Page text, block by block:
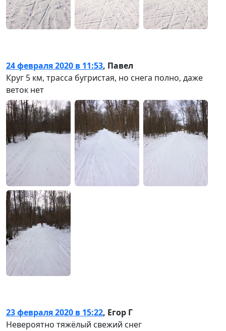
24 февраля 2020 в 11:53, Павел
Круг 5 км, трасса бугристая, но снега полно, даже
веток нет
23 февраля 2020 в 15:22, Егор Г
Невероятно тяжёлый свежий снег